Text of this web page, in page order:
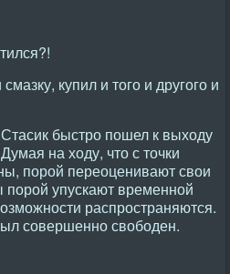
купил и того и другого и
быстро пошел к выходу
на ходу, что с точки
порой переоценивают свои
упускают временной
распространяются.
совершенно свободен.